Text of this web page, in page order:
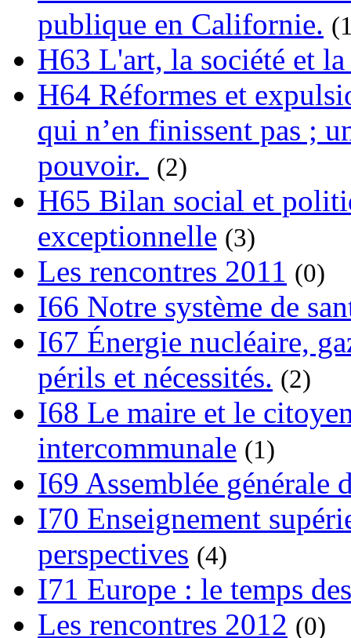
publique en Californie.
H63 L'art, la société et
H64 Réformes et
qui n’en finissent pas ;
pouvoir.
(2)
H65 Bilan social et
exceptionnelle (3)
Les rencontres 2011 (0)
I66 Notre système de
I67 Énergie nucléaire,
périls et nécessités. (2)
I68 Le maire et le
intercommunale (1)
I69 Assemblée générale
I70 Enseignement
perspectives (4)
I71 Europe : le temps
Les rencontres 2012 (0)